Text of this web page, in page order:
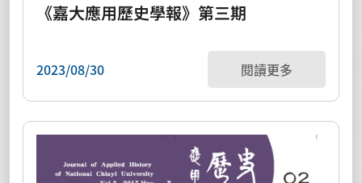
《嘉大應用歷史學報》第三期
2023/08/30 閱讀更多